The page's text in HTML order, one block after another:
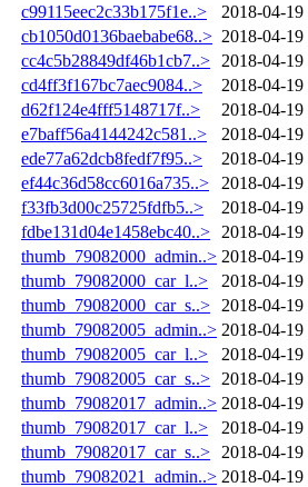
c99115eec2c33b175f1e..>
2018-04-19
cb1050d0136baebabe68..> 2018-04-19
cc4c5b28849df46b1cb7..>
2018-04-19
cd4ff3f167bc7aec9084..>
2018-04-19
d62f124e4fff5148717f..>
2018-04-19
e7baff56a4144242c581..>
2018-04-19
ede77a62dcb8fedf7f95..>
2018-04-19
ef44c36d58cc6016a735..>
2018-04-19
f33fb3d00c25725fdfb5..>
2018-04-19
fdbe131d04e1458ebc40..>
2018-04-19
thumb_79082000_admin..> 2018-04-19
thumb_79082000_car_l..>
2018-04-19
thumb_79082000_car_s..>
2018-04-19
thumb_79082005_admin..> 2018-04-19
thumb_79082005_car_l..>
2018-04-19
thumb_79082005_car_s..>
2018-04-19
thumb_79082017_admin..> 2018-04-19
thumb_79082017_car_l..>
2018-04-19
thumb_79082017_car_s..>
2018-04-19
thumb_79082021_admin..> 2018-04-19